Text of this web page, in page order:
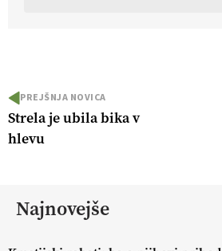
PREJŠNJA NOVICA
Strela je ubila bika v
hlevu
Najnovejše